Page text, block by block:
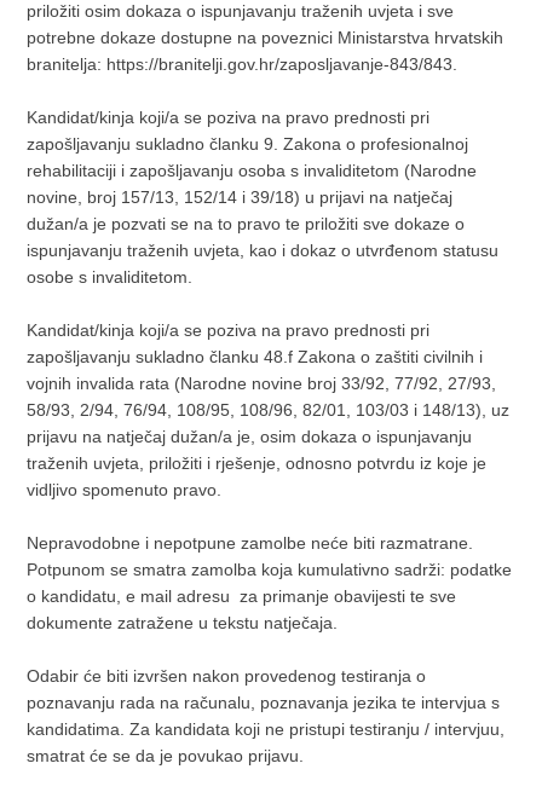
priložiti osim dokaza o ispunjavanju traženih uvjeta i sve
potrebne dokaze dostupne na poveznici Ministarstva hrvatskih
branitelja: https://branitelji.gov.hr/zaposljavanje-843/843.
Kandidat/kinja koji/a se poziva na pravo prednosti pri
zapošljavanju sukladno članku 9. Zakona o profesionalnoj
rehabilitaciji i zapošljavanju osoba s invaliditetom (Narodne
novine, broj 157/13, 152/14 i 39/18) u prijavi na natječaj
dužan/a je pozvati se na to pravo te priložiti sve dokaze o
ispunjavanju traženih uvjeta, kao i dokaz o utvrđenom statusu
osobe s invaliditetom.
Kandidat/kinja koji/a se poziva na pravo prednosti pri
zapošljavanju sukladno članku 48.f Zakona o zaštiti civilnih i
vojnih invalida rata (Narodne novine broj 33/92, 77/92, 27/93,
58/93, 2/94, 76/94, 108/95, 108/96, 82/01, 103/03 i 148/13), uz
prijavu na natječaj dužan/a je, osim dokaza o ispunjavanju
traženih uvjeta, priložiti i rješenje, odnosno potvrdu iz koje je
vidljivo spomenuto pravo.
Nepravodobne i nepotpune zamolbe neće biti razmatrane.
Potpunom se smatra zamolba koja kumulativno sadrži: podatke
o kandidatu, e mail adresu za primanje obavijesti te sve
dokumente zatražene u tekstu natječaja.
Odabir će biti izvršen nakon provedenog testiranja o
poznavanju rada na računalu, poznavanja jezika te intervjua s
kandidatima. Za kandidata koji ne pristupi testiranju / intervjuu,
smatrat će se da je povukao prijavu.